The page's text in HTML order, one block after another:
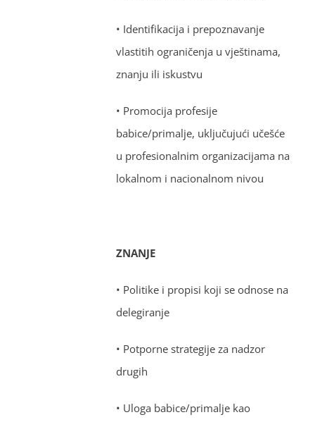
• Identifikacija i prepoznavanje
vlastitih ograničenja u vještinama,
znanju ili iskustvu
• Promocija profesije
babice/primalje, uključujući učešće
u profesionalnim organizacijama na
lokalnom i nacionalnom nivou
ZNANJE
• Politike i propisi koji se odnose na
delegiranje
• Potporne strategije za nadzor
drugih
• Uloga babice/primalje kao